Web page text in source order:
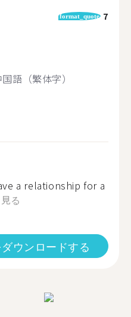
format_quote 7
語（繁体字）
a relationship for a
る
ウンロードする